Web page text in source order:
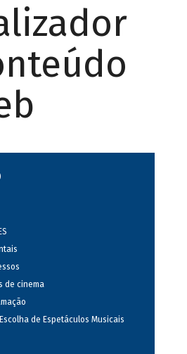
de cinema
de Espetáculos Musicais